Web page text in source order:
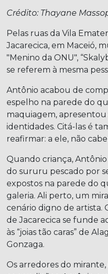
Crédito: Thayane
Pelas ruas da Vila
Jacarecica, em Maceió,
"Menino da ONU",
se referem à mesma
Antônio acabou de
espelho na parede do
maquiagem, apresentou
identidades. Citá-las é
reafirmar: a ele, não
Quando criança, Antônio
do sururu pescado por
expostos na parede do
galeria. Ali perto, um
cenário digno de artista.
de Jacarecica se funde
às “joias tão caras” de
Gonzaga.
Os arredores do